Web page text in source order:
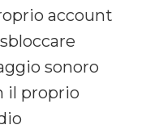
account
sonoro
il proprio